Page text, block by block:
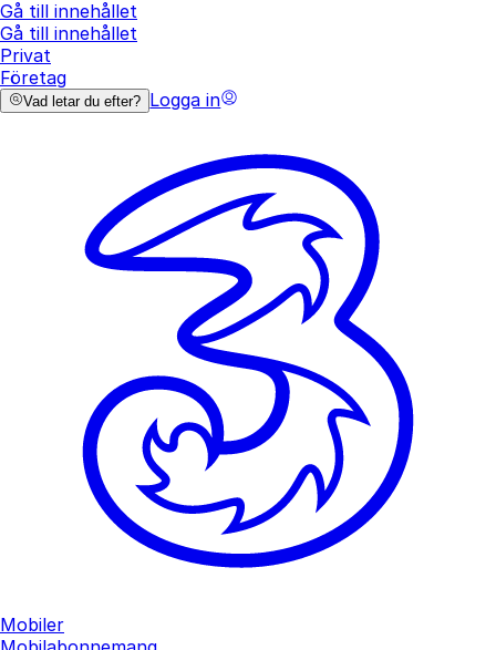
Gå till innehållet
Gå till innehållet
Privat
Företag
Vad letar du efter? Logga in
Mobiler